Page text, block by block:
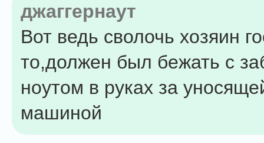
джаггернаут
Вот ведь сволочь хозяин
то,должен был бежать с
ноутом в руках за
машиной